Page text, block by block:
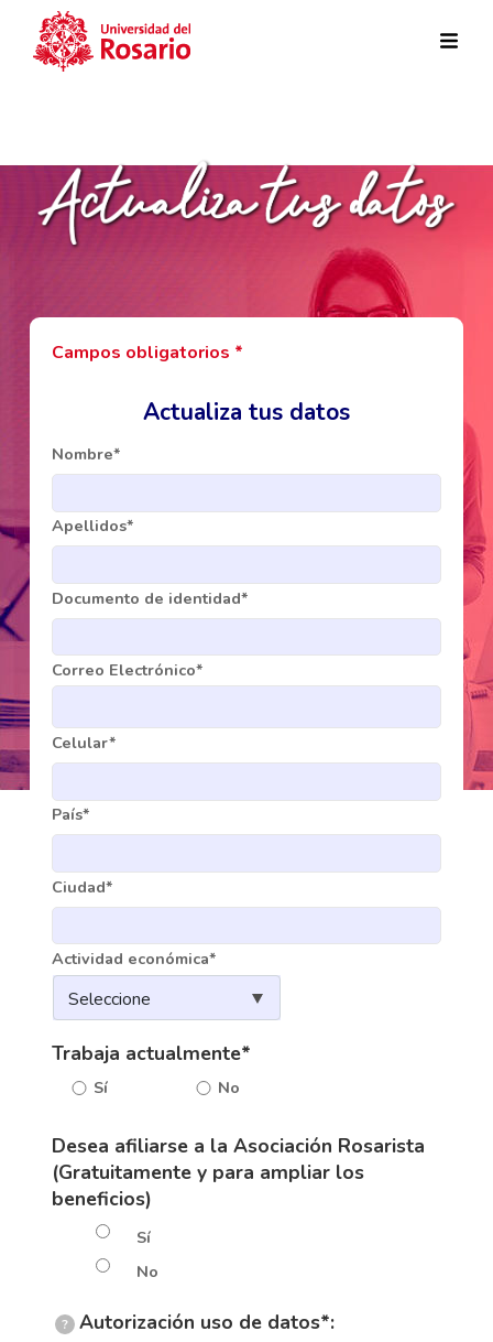
Campos obligatorios *
Actualiza tus datos
Nombre*
Apellidos*
Documento de identidad*
Correo Electrónico*
Celular*
País*
Ciudad*
Actividad económica*
Trabaja actualmente*
Sí No
Desea afiliarse a la Asociación Rosarista
(Gratuitamente y para ampliar los
beneficios)
Sí
No
? Autorización uso de datos*: